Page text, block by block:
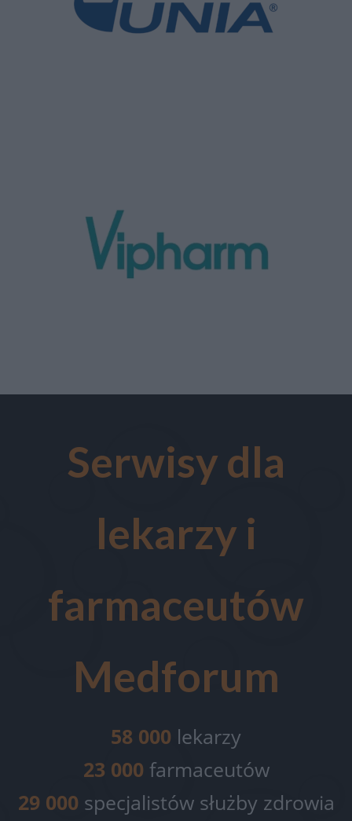
Serwisy dla
lekarzy i
farmaceutów
Medforum
58 000 lekarzy
23 000 farmaceutów
29 000 specjalistów służby zdrowia